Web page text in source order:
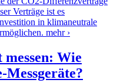
Verträge ist es
in klimaneutrale
mehr ›
Wie